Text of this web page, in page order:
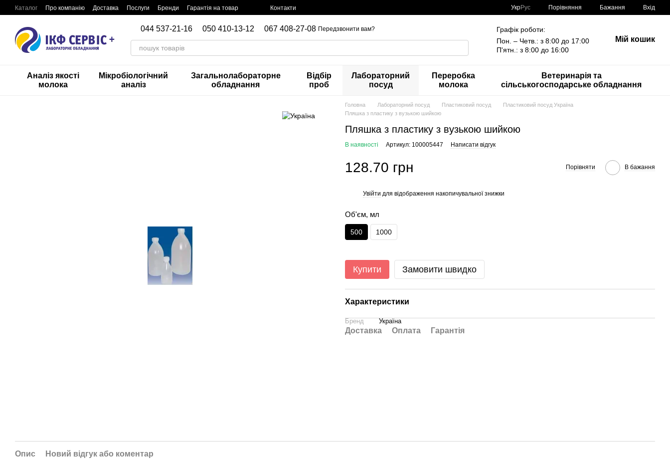
Перейти до основного контенту
Каталог Про компанію Доставка Послуги Бренди Гарантія на товар Контакти УкрРус Порівняння Бажання Вхід
044 537-21-16 050 410-13-12 067 408-27-08 Передзвонити вам?
Графік роботи:
Пон. – Четв.: з 8:00 до 17:00
П'ятн.: з 8:00 до 16:00
Мій кошик
Аналіз якості
молока
Мікробіологічний
аналіз
Загальнолабораторне
обладнання
Відбір
проб
Лабораторний
посуд
Переробка
молока
Ветеринарія та
сільськогосподарське обладнання
Головна Лабораторний посуд Пластиковий посуд
Пластиковий посуд Україна
Пляшка з пластику з вузькою шийкою
Пляшка з пластику з вузькою шийкою
В наявності Артикул: 100005447 Написати відгук
128.70 грн Порівняти В бажання
Увійти для відображення накопичувальної знижки
Об'єм, мл
500 1000
Купити Замовити швидко
Характеристики
Бренд Україна
Доставка Оплата Гарантія
Опис Новий відгук або коментар